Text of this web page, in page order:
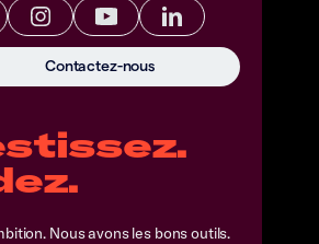
Nous avons les bons outils.